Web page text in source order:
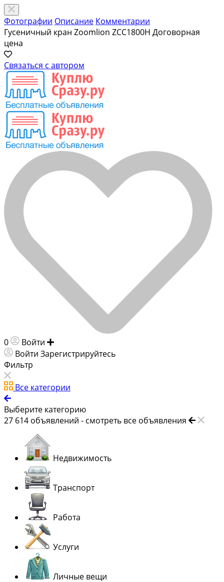
Фотографии Описание Комментарии
Гусеничный кран Zoomlion ZCC1800H Договорная
цена
Связаться с автором
0 Войти
Войти Зарегистрируйтесь
Фильтр
Все категории
Выберите категорию
27 614 объявлений - смотреть все объявления
Недвижимость
Транспорт
Работа
Услуги
Личные вещи